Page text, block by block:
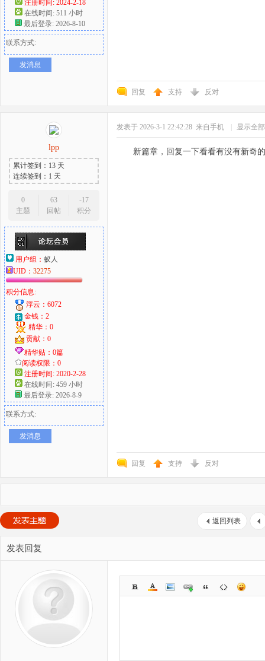
注册时间: 2024-2-18
在线时间: 511 小时
最后登录: 2026-8-10
联系方式:
发消息
回复 支持 反对
lpp
累计签到：13 天
连续签到：1 天
0
主题
63
回帖
-17
积分
用户组： 蚁人
UID： 32275
积分信息:
浮云：6072
金钱：2
精华：0
贡献：0
精华贴：0篇
阅读权限：0
注册时间: 2020-2-28
在线时间: 459 小时
最后登录: 2026-8-9
联系方式:
发消息
发表于 2026-3-1 22:42:28 来自手机 显示全
新篇章，回复一下看看有没有新奇
回复 支持 反对
返回列表
发表回复